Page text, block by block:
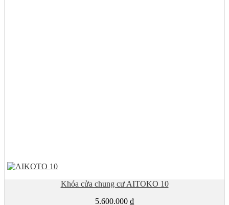
Khóa cửa chung cư AITOKO 10
5.600.000 ₫